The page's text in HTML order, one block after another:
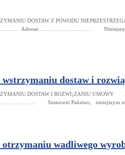
DOSTAW Z POWODU
Adresat:………… ……………. Niniejszym
dostaw i
DOSTAW I ROZWI¡ZANIU
Szanowni Państwo, niniejszym
wadliwego